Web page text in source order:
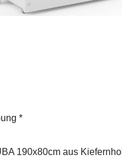
*
190x80cm aus